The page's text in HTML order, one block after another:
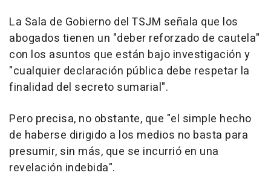
La Sala de Gobierno del TSJM señala que los
abogados tienen un "deber reforzado de cautela"
con los asuntos que están bajo investigación y
"cualquier declaración pública debe respetar la
finalidad del secreto sumarial".
Pero precisa, no obstante, que "el simple hecho
de haberse dirigido a los medios no basta para
presumir, sin más, que se incurrió en una
revelación indebida".